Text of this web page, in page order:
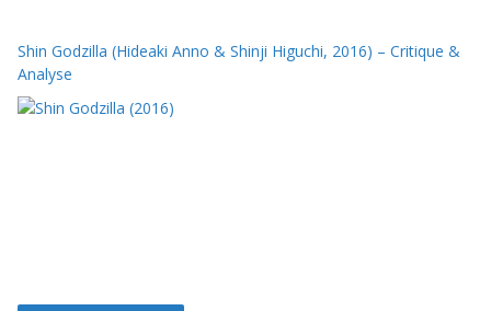
Shin Godzilla (Hideaki Anno & Shinji Higuchi, 2016) – Critique &
Analyse